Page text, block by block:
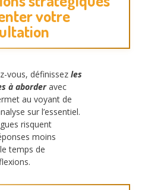
votre
vous, définissez les
à aborderavec
au voyant de
sur l’essentiel.
risquent
moins
temps de